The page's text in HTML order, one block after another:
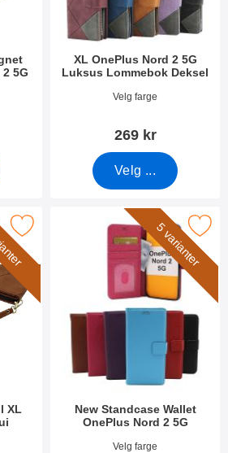
5G
XL OnePlus Nord 2 5G
Luksus Lommebok Deksel
Varenummer 51559
Velg farge
269 kr
Velg ...
XL
Standcase Lyxetui som favoritt
5 varianter
New Standcase Wallet
OnePlus Nord 2 5G
Varenummer 41708
Velg farge
Merk new Standcase Wallet